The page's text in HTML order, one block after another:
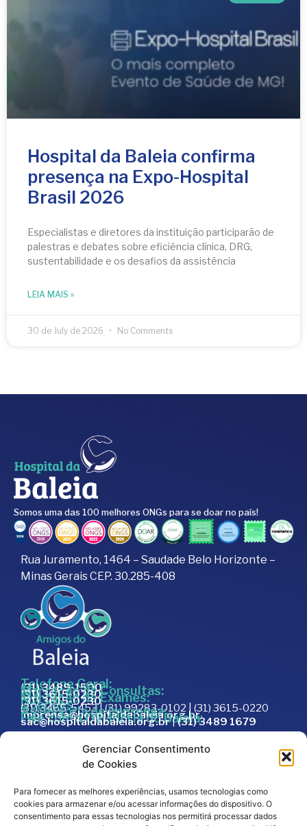
Gerenciar Consentimento
de Cookies
Para fornecer as melhores experiências, usamos tecnologias como
cookies para armazenar e/ou acessar informações do dispositivo. O
consentimento para essas tecnologias nos permitirá processar dados
Hospital da Baleia confirma
presença na Expo-Hospital
Brasil 2026
Especialistas e diretores da instituição participarão de
palestras e debates sobre eficiência clínica, DRG,
sustentabilidade e os desafios da assistência
LEIA MAIS »
30 de July de 2026 No Comments
Somos uma das 100 melhores ONGs para se doar no país!
Rua Juramento, 1464 – Saudade Belo Horizonte –
Minas Gerais CEP. 30.285-408
Telefone Geral:
(31) 3489-1500
Marcação de Consultas:
(31) 3615-0230
Marcação de Exames:
(31) 3615-0230
Doações:
(31) 3465-5453 | (31) 99283-0102 | (31) 3615-0220
Assessoria de Imprensa:
imprensa@hospitaldabaleia.org.br
Fale com a Ouvidoria do Baleia:
sac@hospitaldabaleia.org.br|(31) 3489 1679
Trabalhe Conosco
Editais
Política de Privacidade